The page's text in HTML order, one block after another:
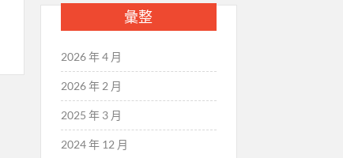
彙整
2026 年 4 月
2026 年 2 月
2025 年 3 月
2024 年 12 月